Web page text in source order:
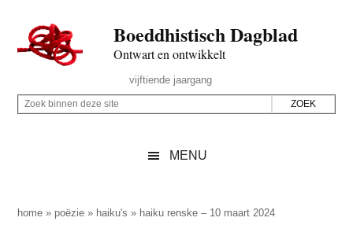
naar
de
inhoud
secondary
naar
de
sidebar
naar
de
Boeddhistisch Dagblad
Ontwart en ontwikkelt
Rechts
vijftiende jaargang
Z
p
Z
i
MENU
home » poëzie » haiku's » haiku renske – 10 maart 2024